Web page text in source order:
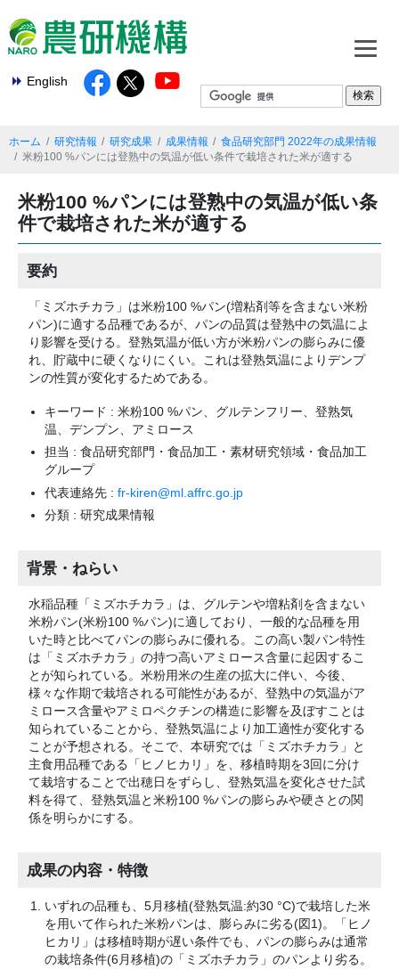
English
ホーム 研究情報 研究成果 成果情報
食品研究部門 2022年の成果情報
米粉100 %パンには登熟中の気温が低い条件で栽培された米が適する
米粉100 %パンには登熟中の気温が低い条
件で栽培された米が適する
要約
「ミズホチカラ」は米粉100 %パン(増粘剤等を含まない米粉
パン)に適する品種であるが、パンの品質は登熟中の気温によ
り影響を受ける。登熟気温が低い方が米粉パンの膨らみに優
れ、貯蔵中に硬くなりにくい。これは登熟気温によりデンプ
ンの性質が変化するためである。
キーワード : 米粉100 %パン、グルテンフリー、登熟気
温、デンプン、アミロース
担当 : 食品研究部門・食品加工・素材研究領域・食品加工
グループ
代表連絡先 : fr-kiren@ml.affrc.go.jp
分類 : 研究成果情報
背景・ねらい
水稲品種「ミズホチカラ」は、グルテンや増粘剤を含まない
米粉パン(米粉100 %パン)に適しており、一般的な品種を用
いた時と比べてパンの膨らみに優れる。この高い製パン特性
は「ミズホチカラ」の持つ高いアミロース含量に起因するこ
とが知られている。米粉用米の生産の拡大に伴い、今後、
様々な作期で栽培される可能性があるが、登熟中の気温がア
ミロース含量やアミロペクチンの構造に影響を及ぼすことは
知られていることから、登熟気温により加工適性が変化する
ことが予想される。そこで、本研究では「ミズホチカラ」と
主食用品種である「ヒノヒカリ」を、移植時期を3回に分け
て栽培することで出穂日をずらし、登熟気温を変化させた試
料を得て、登熟気温と米粉100 %パンの膨らみや硬さとの関
係を明らかにする。
成果の内容・特徴
いずれの品種も、5月移植(登熟気温:約30 °C)で栽培した米
を用いて作られた米粉パンは、膨らみに劣る(図1)。「ヒノ
ヒカリ」は移植時期が遅い条件でも、パンの膨らみは通常
の栽培条件(6月移植)の「ミズホチカラ」のパンより劣る。